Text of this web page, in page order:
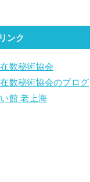
リンク
数秘術協会
数秘術協会のブログ
館 老上海